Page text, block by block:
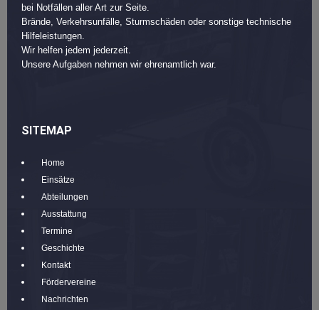
bei Notfällen aller Art zur Seite.
Brände, Verkehrsunfälle, Sturmschäden oder sonstige technische
Hilfeleistungen.
Wir helfen jedem jederzeit.
Unsere Aufgaben nehmen wir ehrenamtlich war.
SITEMAP
Home
Einsätze
Abteilungen
Ausstattung
Termine
Geschichte
Kontakt
Fördervereine
Nachrichten